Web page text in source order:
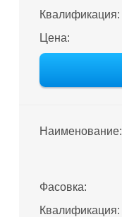
Квалификация:
Цена:
Наименование:
Фасовка:
Квалификация: